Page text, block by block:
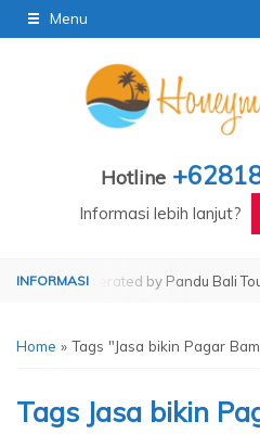
Menu
Hotline
Informasi lebih lanjut?
Operated by Pandu Bali Tour
Home » Tags "Jasa bikin Pagar
Tags Jasa bikin